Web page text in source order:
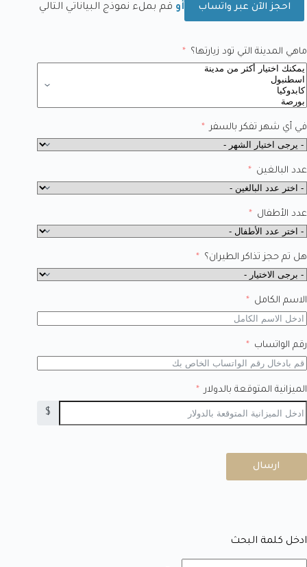
احجز الآن عبر واتساب أو قم بملء نموذج البياناتي التالي
ماهي المدينة التي تود زيارتها؟
في أي شهر تفكر بالسفر
عدد البالغين
عدد الأطفال
هل تم حجز تذاكر الطيران؟
الاسم الكامل
رقم الواتساب
الميزانية المتوقعة بالدولار
$
ارسال
ادخل كلمة البحث